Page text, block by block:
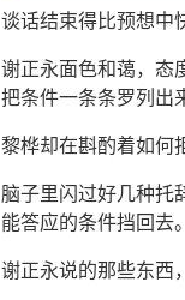
谈话结束得比预想中
谢正永面色和蔼，态
把条件一条条罗列出
黎桦却在斟酌着如何
脑子里闪过好几种托
能答应的条件挡回去。
谢正永说的那些东西